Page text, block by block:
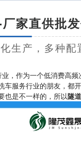
家直供批
生产，多种配
，作为一个低消费高
服务行业的朋友，都
也是不一样的，所以隧